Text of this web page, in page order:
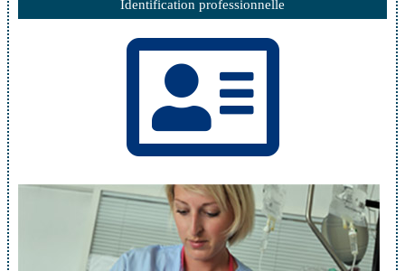
Identification professionnelle